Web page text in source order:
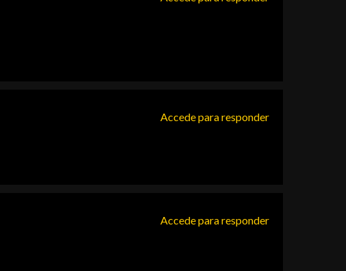
Accede para responder
Accede para responder